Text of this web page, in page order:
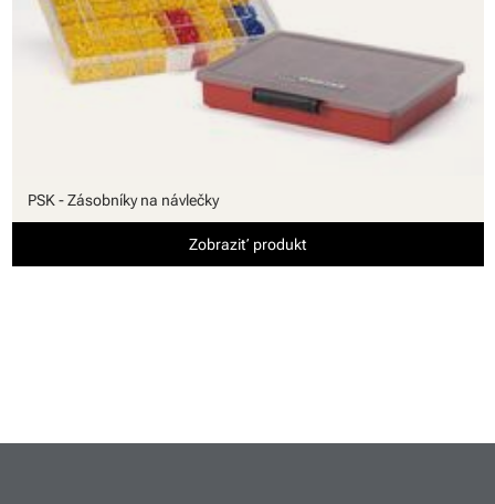
PSK - Zásobníky na návlečky
Zobraziť produkt